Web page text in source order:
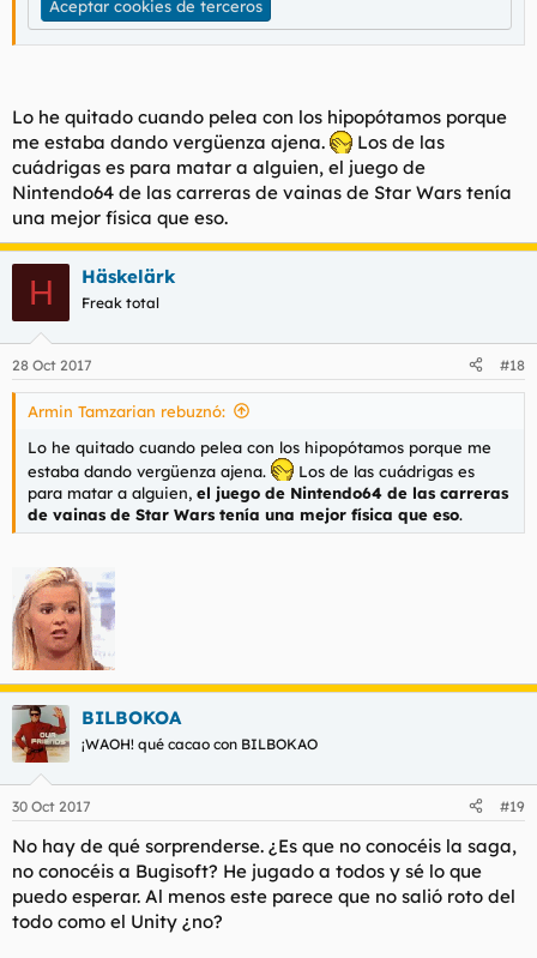
Aceptar cookies de terceros
Lo he quitado cuando pelea con los hipopótamos porque
me estaba dando vergüenza ajena.
Los de las
cuádrigas es para matar a alguien, el juego de
Nintendo64 de las carreras de vainas de Star Wars tenía
una mejor física que eso.
H Häskelärk
Freak total
28 Oct 2017 #18
Armin Tamzarian rebuznó:
Lo he quitado cuando pelea con los hipopótamos porque me
estaba dando vergüenza ajena.
Los de las cuádrigas es
para matar a alguien, el juego de Nintendo64 de las carreras
de vainas de Star Wars tenía una mejor física que eso.
BILBOKOA
¡WAOH! qué cacao con BILBOKAO
30 Oct 2017 #19
No hay de qué sorprenderse. ¿Es que no conocéis la saga,
no conocéis a Bugisoft? He jugado a todos y sé lo que
puedo esperar. Al menos este parece que no salió roto del
todo como el Unity ¿no?